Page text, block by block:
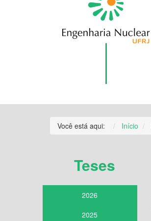
Você está aqui: Início
Teses
2026
2025